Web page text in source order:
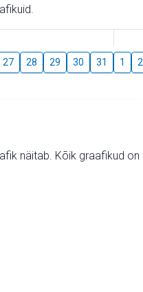
27 28 29 30 31 1 2
näitab. Kõik graafikud on